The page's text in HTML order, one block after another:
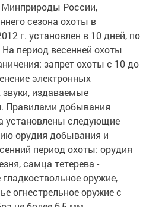
России,
сезона охоты в
г. установлен в 10 дней, по
период весенней охоты
запрет охоты с 10 до
электронных
издаваемые
Правилами добывания
установлены следующие
орудия добывания и
период охоты: орудия
самца тетерева -
оружие,
огнестрельное оружие с